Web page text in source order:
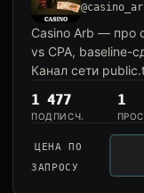
Casino Arb — про
vs CPA, baseline-
Канал сети
1 477
ПОДПИСЧ.
1
ЦЕНА ПО
ЗАПРОСУ